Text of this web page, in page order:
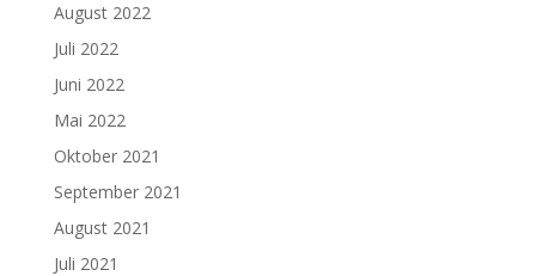
August 2022
Juli 2022
Juni 2022
Mai 2022
Oktober 2021
September 2021
August 2021
Juli 2021